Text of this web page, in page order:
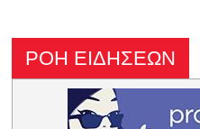
ΡΟΗ ΕΙΔΗΣΕΩΝ